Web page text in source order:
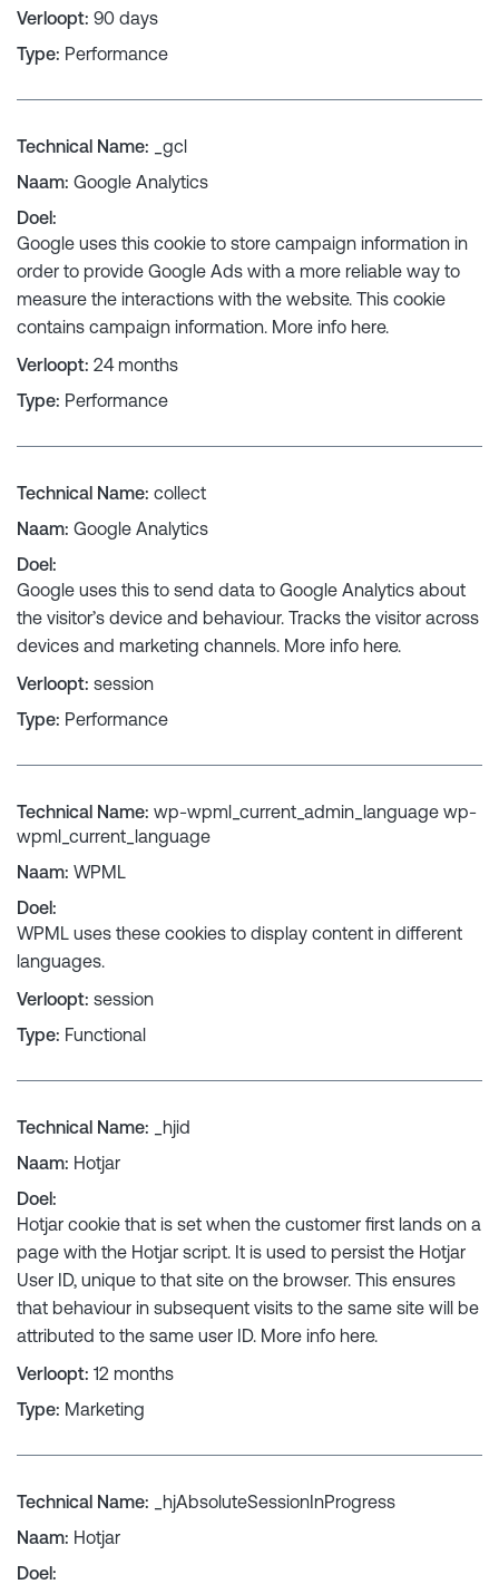
Verloopt: 90 days
Type: Performance
Technical Name:
_gcl
Naam: Google Analytics
Doel:
Google uses this cookie to store campaign information in
order to provide Google Ads with a more reliable way to
measure the interactions with the website. This cookie
contains campaign information. More info here.
Verloopt: 24 months
Type: Performance
Technical Name: collect
Naam: Google Analytics
Doel:
Google uses this to send data to Google Analytics about
the visitor’s device and behaviour. Tracks the visitor across
devices and marketing channels. More info here.
Verloopt: session
Type: Performance
Technical Name: wp-wpml_current_admin_language wp-
wpml_current_language
Naam: WPML
Doel:
WPML uses these cookies to display content in different
languages.
Verloopt: session
Type: Functional
Technical Name:
_hjid
Naam: Hotjar
Doel:
Hotjar cookie that is set when the customer first lands on a
page with the Hotjar script. It is used to persist the Hotjar
User ID, unique to that site on the browser. This ensures
that behaviour in subsequent visits to the same site will be
attributed to the same user ID. More info here.
Verloopt: 12 months
Type: Marketing
Technical Name:
_hjAbsoluteSessionInProgress
Naam: Hotjar
Doel: